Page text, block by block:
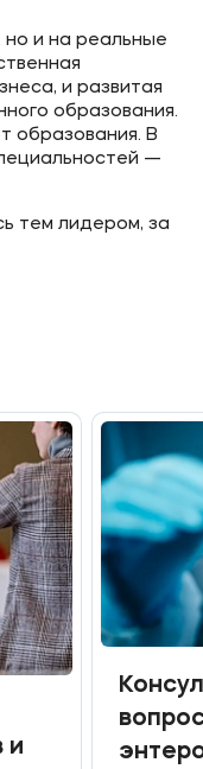
но и на реальные
и развитая
образования.
образования. В
—
тем лидером, за
и